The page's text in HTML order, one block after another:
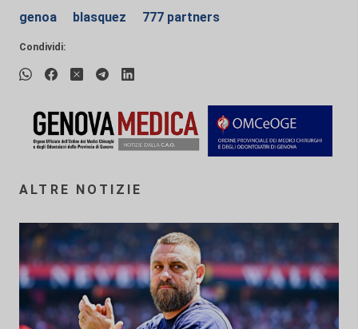
genoa blasquez 777 partners
Condividi:
ALTRE NOTIZIE